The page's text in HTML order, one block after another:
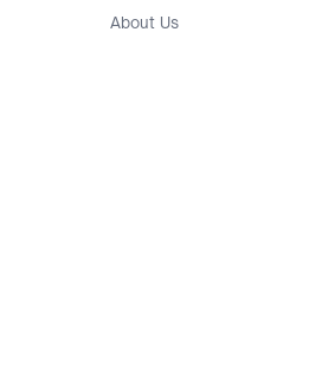
About Us